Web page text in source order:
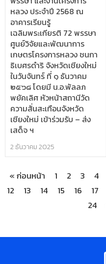
หลวง ประจำปี 2568 ณ
อาคารเรียนรู้
เฉลิมพระเกียรติ 72 พรรษา
ศูนย์วิจัยและพัฒนาการ
เกษตรโครงการหลวง ชนกา
ธิเบศรดำริ จังหวัดเชียงใหม่
ในวันจันทร์ ที่ ๑ ธันวาคม
๒๕๖๘ โดยมี น.อ.พัลลภ
พยัคเลิศ หัวหน้าสถานีวัด
ความสั่นสะเทือนจังหวัด
เชียงใหม่ เข้าร่วมรับ – ส่ง
เสด็จ ฯ
2 ธันวาคม 2025
« ก่อนหน้า 1 2 3 4
12
13 14 15 16 17
24